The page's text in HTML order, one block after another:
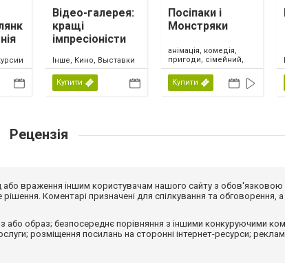
Відео-галерея:
кращі
імпресіоністи
Інше, Кино, Выставки
Купити
Посіпаки і
Монстряки
анімація, комедія,
пригоди, сімейний,
США, 2026
Купити
Рецензія
або враження іншим користувачам нашого сайту з обов'язковою
Коментарі призначені для спілкування та обговорення,
або образ; безпосереднє порівняння з іншими конкуруючими
розміщення посилань на сторонні інтернет-ресурси;